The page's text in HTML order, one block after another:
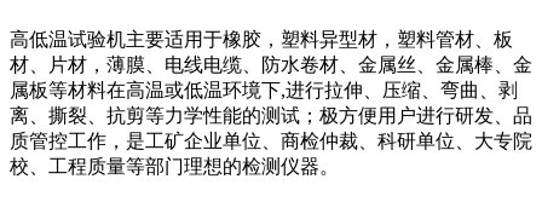
高低温试验机主要适用于橡胶，塑料异型材，塑料管材、板
材、片材，薄膜、电线电缆、防水卷材、金属丝、金属棒、金
属板等材料在高温或低温环境下,进行拉伸、压缩、弯曲、剥
离、撕裂、抗剪等力学性能的测试；极方便用户进行研发、品
质管控工作，是工矿企业单位、商检仲裁、科研单位、大专院
校、工程质量等部门理想的检测仪器。